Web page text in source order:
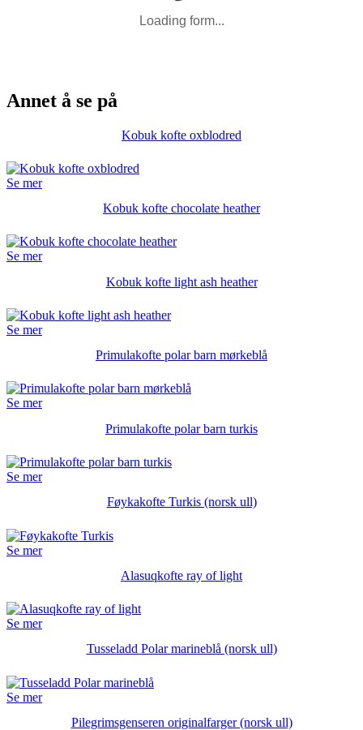
Loading form...
Annet å se på
Kobuk kofte oxblodred
Se mer
Kobuk kofte chocolate heather
Se mer
Kobuk kofte light ash heather
Se mer
Primulakofte polar barn mørkeblå
Se mer
Primulakofte polar barn turkis
Se mer
Føykakofte Turkis (norsk ull)
Se mer
Alasuqkofte ray of light
Se mer
Tusseladd Polar marineblå (norsk ull)
Se mer
Pilegrimsgenseren originalfarger (norsk ull)